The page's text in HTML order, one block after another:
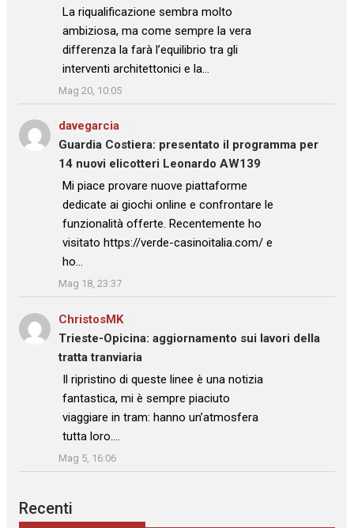
: “La riqualificazione sembra molto
ambiziosa, ma come sempre la vera
differenza la farà l’equilibrio tra gli
interventi architettonici e la…
”
Mag 20, 10:05
davegarcia
Guardia Costiera: presentato il programma per
14 nuovi elicotteri Leonardo AW139
: “Mi piace provare nuove piattaforme
dedicate ai giochi online e confrontare le
funzionalità offerte. Recentemente ho
visitato https://verde-casinoitalia.com/ e
ho…
”
Mag 18, 23:37
ChristosMKsu
Trieste-Opicina: aggiornamento sui lavori della
tratta tranviaria
: “
Il ripristino di queste linee è una notizia
fantastica, mi è sempre piaciuto
viaggiare in tram: hanno un’atmosfera
tutta loro.…
”
Mag 5, 16:06
Recenti